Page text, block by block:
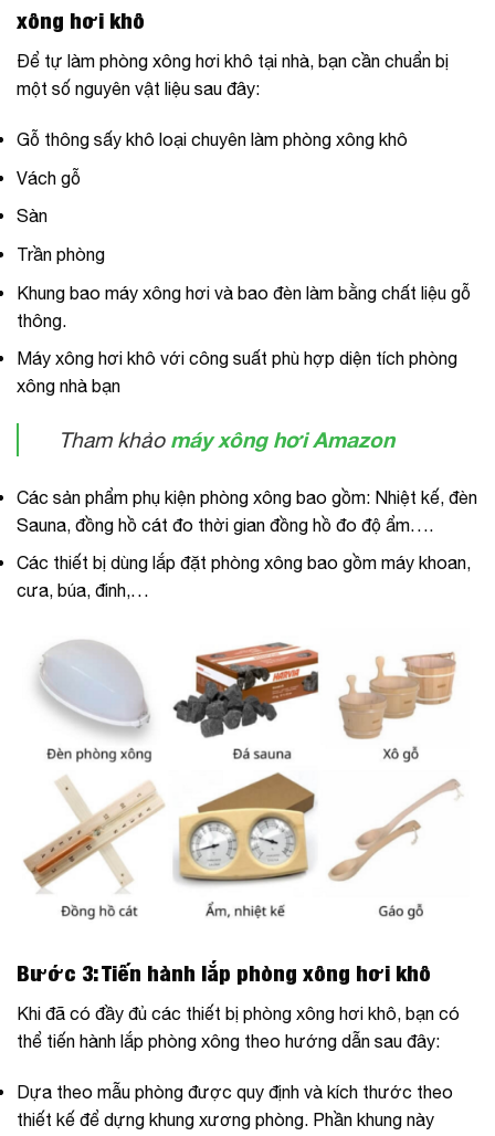
xông hơi khô
Để tự làm phòng xông hơi khô tại nhà, bạn cần chuẩn bị
một số nguyên vật liệu sau đây:
Gỗ thông sấy khô loại chuyên làm phòng xông khô
Vách gỗ
Sàn
Trần phòng
Khung bao máy xông hơi và bao đèn làm bằng chất liệu gỗ
thông.
Máy xông hơi khô với công suất phù hợp diện tích phòng
xông nhà bạn
Tham khảo máy xông hơi Amazon
Các sản phẩm phụ kiện phòng xông bao gồm: Nhiệt kế, đèn
Sauna, đồng hồ cát đo thời gian đồng hồ đo độ ẩm….
Các thiết bị dùng lắp đặt phòng xông bao gồm máy khoan,
cưa, búa, đinh,…
Bước 3: Tiến hành lắp phòng xông hơi khô
Khi đã có đầy đủ các thiết bị phòng xông hơi khô, bạn có
thể tiến hành lắp phòng xông theo hướng dẫn sau đây:
Dựa theo mẫu phòng được quy định và kích thước theo
thiết kế để dựng khung xương phòng. Phần khung này